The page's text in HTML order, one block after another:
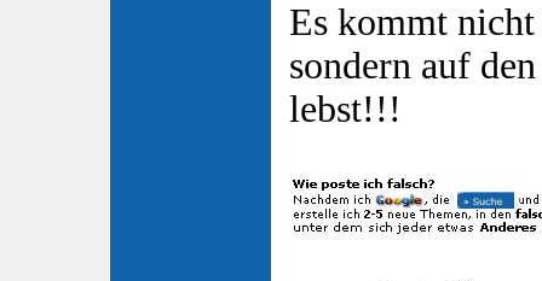
Es kommt nicht
sondern auf
lebst!!!